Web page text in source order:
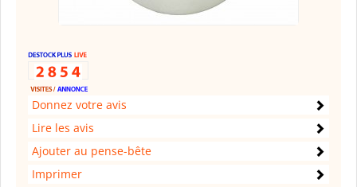
Donnez votre avis
Lire les avis
Ajouter au pense-bête
Imprimer